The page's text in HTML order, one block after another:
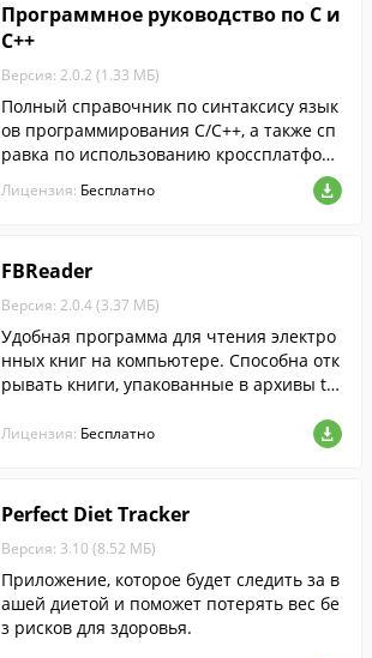
Программное руководство по C и
C++
Версия: 2.0.2 (1.33 МБ)
Полный справочник по синтаксису язык
ов программирования C/C++, а также сп
равка по использованию кроссплатфор
менной среды программирования KDev
elop.
Лицензия: Бесплатно
FBReader
Версия: 2.0.4 (3.37 МБ)
Удобная программа для чтения электро
нных книг на компьютере. Способна отк
рывать книги, упакованные в архивы ta
Лицензия: Бесплатно
Perfect Diet Tracker
Версия: 3.10 (8.52 МБ)
Приложение, которое будет следить за в
ашей диетой и поможет потерять вес бе
з рисков для здоровья.